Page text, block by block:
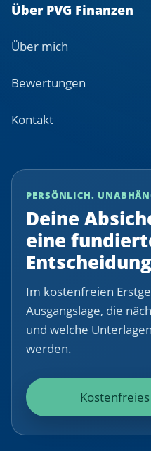
Über PVG Finanzen
Über mich
Bewertungen
Kontakt
PERSÖNLICH.
Deine
eine
Im kostenfreien
Ausgangslage, die
und welche
werden.